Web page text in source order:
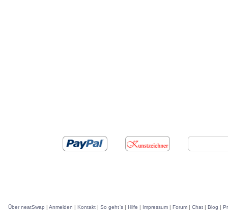
Über neatSwap | Anmelden | Kontakt | So geht`s | Hilfe | Impressum | Forum | Chat | Blog |